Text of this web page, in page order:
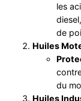
les
de
Huiles
du
Huiles